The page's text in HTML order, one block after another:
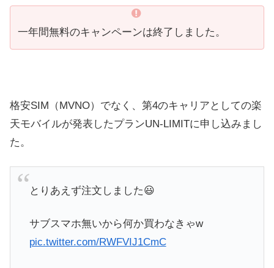
一年間無料のキャンペーンは終了しました。
格安SIM（MVNO）でなく、第4のキャリアとしての楽
天モバイルが発表したプランUN-LIMITに申し込みまし
た。
とりあえず注文しました😃
サブスマホ無いから何か買わなきゃw
pic.twitter.com/RWFVIJ1CmC